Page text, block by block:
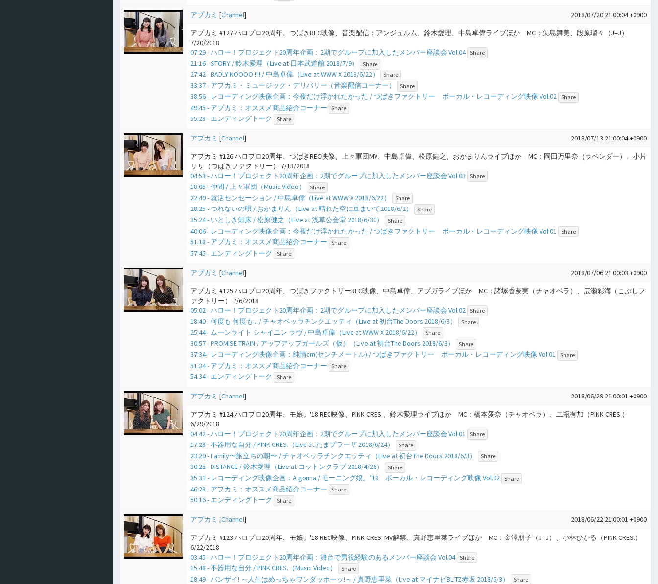
アプカミ [Channel] 2018/07/20 21:00:04 +0900
アプカミ #127 ハロプロ20周年、つばきREC映像、音楽配信：アンジュルム、鈴木愛理、中島卓偉ライブほか MC：矢島舞美、段原瑠々（J=J）
7/20/2018
07:29 - ハロー！プロジェクト20周年企画：2期でグループに加入したメンバー座談会 Vol.04 Share
21:16 - STORY / 鈴木愛理（Live at 日本武道館 2018/7/9） Share
27:42 - BADLY NOOOO !!!! / 中島卓偉（Live at WWW X 2018/6/22） Share
33:37 - アプカミ・ミュージック・デリバリー（音楽配信コーナー） Share
38:56 - レコーディング映像企画：今夜だけ浮かれたかった / つばきファクトリー ボーカル・レコーディング映像 Vol.02 Share
49:45 - アプカミ：オススメ商品紹介コーナー Share
55:28 - エンディングトーク Share
アプカミ [Channel] 2018/07/13 21:00:04 +0900
アプカミ #126 ハロプロ20周年、つばきREC映像、上々軍団MV、中島卓偉、松原健之、おかまりんライブほか MC：岡田万里奈（ラベンダー）、小片
リサ（つばきファクトリー） 7/13/2018
04:53 - ハロー！プロジェクト20周年企画：2期でグループに加入したメンバー座談会 Vol.03
Share
18:05 - 仲間 / 上々軍団（Music Video） Share
22:49 - 就活センセーション / 中島卓偉（Live at WWW X 2018/6/22） Share
28:25 - つれないの唄 / おかまりん（Live at 晴れた空に豆まいて2018/6/2） Share
35:24 - いとしき知床 / 松原健之（Live at 浅草公会堂 2018/6/30） Share
40:06 - レコーディング映像企画：今夜だけ浮かれたかった / つばきファクトリー ボーカル・レコーディング映像 Vol.01 Share
51:18 - アプカミ：オススメ商品紹介コーナー Share
57:45 - エンディングトーク Share
アプカミ [Channel] 2018/07/06 21:00:03 +0900
アプカミ #125 ハロプロ20周年、つばきファクトリーREC映像、中島卓偉、アプガライブほか MC：諸塚香奈実（チャオベラ）、広瀬彩海（こぶしフ
ァクトリー） 7/6/2018
05:02 - ハロー！プロジェクト20周年企画：2期でグループに加入したメンバー座談会 Vol.02
Share
18:40 - 何度も 何度も... / チャオベッラチンクエッティ（Live at 初台The Doors 2018/6/3） Share
25:44 - ムーンライト シャイニン ラヴ / 中島卓偉（Live at WWW X 2018/6/22） Share
30:57 - PROMISE TRAIN / アップアップガールズ（仮）（Live at 初台The Doors 2018/6/3） Share
37:34 - レコーディング映像企画：純情cm(センチメートル) / つばきファクトリー ボーカル・レコーディング映像 Vol.01 Share
51:34 - アプカミ：オススメ商品紹介コーナー Share
54:34 - エンディングトーク Share
アプカミ [Channel] 2018/06/29 21:00:01 +0900
アプカミ #124 ハロプロ20周年、モ娘。'18 REC映像、PINK CRES.、鈴木愛理ライブほか MC：橋本愛奈（チャオベラ）、二瓶有加（PINK CRES.）
6/29/2018
04:42 - ハロー！プロジェクト20周年企画：2期でグループに加入したメンバー座談会 Vol.01
Share
17:28 - 不器用な自分 / PINK CRES.（Live at たまプラーザ 2018/6/24） Share
23:29 - Family〜旅立ちの朝〜 / チャオベッラチンクエッティ（Live at 初台The Doors 2018/6/3） Share
30:25 - DISTANCE / 鈴木愛理（Live at コットンクラブ 2018/4/26） Share
35:31 - レコーディング映像企画：A gonna / モーニング娘。’18 ボーカル・レコーディング映像 Vol.02 Share
46:28 - アプカミ：オススメ商品紹介コーナー Share
50:16 - エンディングトーク Share
アプカミ [Channel] 2018/06/22 21:00:01 +0900
アプカミ #123 ハロプロ20周年、モ娘。'18 REC映像、PINK CRES. MV解禁、真野恵里菜ライブほか MC：金澤朋子（J=J）、小林ひかる（PINK CRES.）
6/22/2018
03:45 - ハロー！プロジェクト20周年企画：舞台で男役経験のあるメンバー座談会 Vol.04 Share
15:48 - 不器用な自分 / PINK CRES.（Music Video） Share
18:49 - バンザイ! ～人生はめっちゃワンダッホーッ!～ / 真野恵里菜（Live at マイナビBLITZ赤坂 2018/6/3） Share